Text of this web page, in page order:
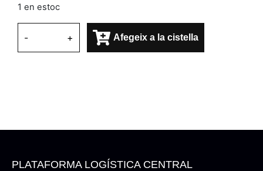
1 en estoc
- + Afegeix a la cistella
PLATAFORMA LOGÍSTICA CENTRAL